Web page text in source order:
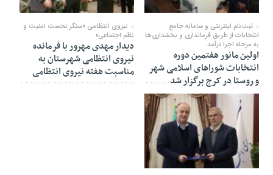
20 نوامبر 2025
ثبت‌نام اینترنتی و سامانه جامع
انتخابات از طریق فرمانداری و بخشداری‌ها
به مرحله اجرا درآمد
اولین مانور هفتمین دوره
انتخابات شوراهای اسلامی شهر
و روستا در کرج برگزار شد
09 اکتبر 2025
نیروی انتظامی «سنگر نخست امنیت و
نظم اجتماعی»
دیدار مهدی مهرور با فرمانده
نیروی انتظامی شهرستان به
مناسبت هفته نیروی انتظامی